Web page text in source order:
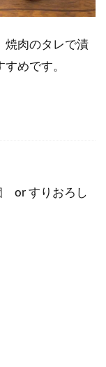
焼肉のタレで漬
めです。
or すりおろし